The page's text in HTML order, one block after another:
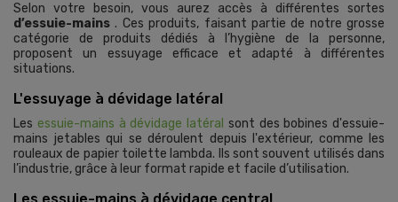
Selon votre besoin, vous aurez accès à différentes sortes
d’essuie-mains . Ces produits, faisant partie de notre grosse
catégorie de produits dédiés à l’hygiène de la personne,
proposent un essuyage efficace et adapté à différentes
situations.
L'essuyage à dévidage latéral
Les essuie-mains à dévidage latéral sont des bobines d'essuie-
mains jetables qui se déroulent depuis l'extérieur, comme les
rouleaux de papier toilette lambda. Ils sont souvent utilisés dans
l’industrie, grâce à leur format rapide et facile d’utilisation.